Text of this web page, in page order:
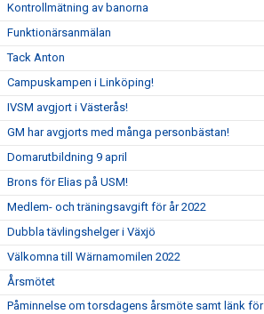
Kontrollmätning av banorna
Funktionärsanmälan
Tack Anton
Campuskampen i Linköping!
IVSM avgjort i Västerås!
GM har avgjorts med många personbästan!
Domarutbildning 9 april
Brons för Elias på USM!
Medlem- och träningsavgift för år 2022
Dubbla tävlingshelger i Växjö
Välkomna till Wärnamomilen 2022
Årsmötet
Påminnelse om torsdagens årsmöte samt länk för